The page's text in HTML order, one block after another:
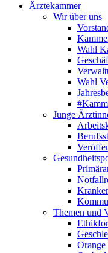
Ärztekammer
Wir über uns
Wahl
Wahl
Junge
Themen und